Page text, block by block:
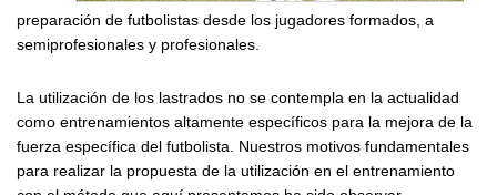
preparación de futbolistas desde los jugadores formados, a
semiprofesionales y profesionales.
La utilización de los lastrados no se contempla en la actualidad
como entrenamientos altamente específicos para la mejora de la
fuerza específica del futbolista. Nuestros motivos fundamentales
para realizar la propuesta de la utilización en el entrenamiento